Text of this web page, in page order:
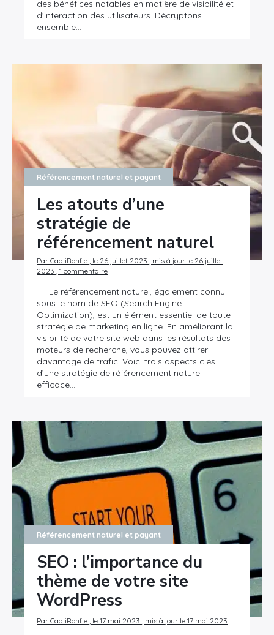
des bénéfices notables en matière de visibilité et
d’interaction des utilisateurs. Décryptons
ensemble…
Référencement naturel et payant
Les atouts d’une
stratégie de
référencement naturel
Par Cad iRonfle , le 26 juillet 2023 , mis à jour le 26 juillet
2023 , 1 commentaire
Le référencement naturel, également connu
sous le nom de SEO (Search Engine
Optimization), est un élément essentiel de toute
stratégie de marketing en ligne. En améliorant la
visibilité de votre site web dans les résultats des
moteurs de recherche, vous pouvez attirer
davantage de trafic. Voici trois aspects clés
d’une stratégie de référencement naturel
efficace…
Référencement naturel et payant
SEO : l’importance du
thème de votre site
WordPress
Par Cad iRonfle , le 17 mai 2023 , mis à jour le 17 mai 2023